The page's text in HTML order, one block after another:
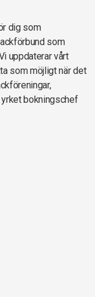
dig som
som
uppdaterar vårt
som möjligt när det
bokningschef